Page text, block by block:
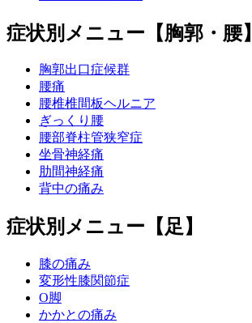
症状別メニュー【胸郭・腰】
胸郭出口症候群
腰痛
腰椎椎間板ヘルニア
ぎっくり腰
腰部脊柱管狭窄症
坐骨神経痛
肋間神経痛
背中の痛み
症状別メニュー【足】
膝の痛み
変形性膝関節症
O脚
かかとの痛み